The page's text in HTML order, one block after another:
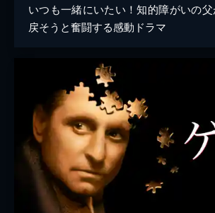
いつも一緒にいたい！知的障がいの
戻そうと奮闘する感動ドラマ